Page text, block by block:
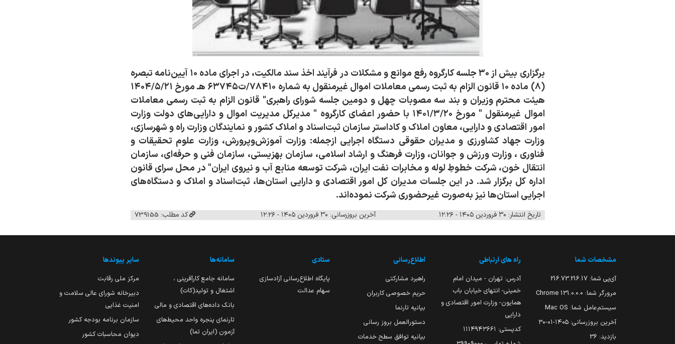
برگزاری بیش از ۳۰ جلسه کارگروه رفع موانع و مشکلات در فرآیند اخذ سند مالکیت، در اجرای ماده ۱۰ آیین‌نامه تبصره
(۸) ماده ۱۰ قانون الزام به ثبت رسمی معاملات اموال غیرمنقول به شماره ۷۸۴۱۰/ت۶۳۷۴۵ هـ مورخ ۱۴۰۴/۵/۲۱
هیئت محترم وزیران و بند سه مصوبات چهل و دومین جلسه شورای راهبری" قانون الزام به ثبت رسمی معاملات
اموال غیرمنقول " مورخ ۱۴۰۱/۳/۲۰ با حضور اعضای کارگروه " مدیرکل مدیریت اموال و دارایی‌های دولت وزارت
امور اقتصادی و دارایی، معاون املاک و کاداستر سازمان ثبت‌اسناد و املاک کشور و نمایندگان وزارت راه و شهرسازی،
وزارت جهاد کشاورزی و مدیران حقوقی دستگاه اجرایی ازجمله: وزارت آموزش‌وپرورش، وزارت علوم تحقیقات و
فناوری ، وزارت ورزش و جوانان، وزارت فرهنگ و ارشاد اسلامی، سازمان بهزیستی، سازمان فنی و حرفه‌ای، سازمان
انتقال خون، شرکت خطوطِ لوله و مخابرات نفت ایران، شرکت توسعه منابع آب و نیروی ایران" در محل سرای قانون
اداره کل برگزار شد. در این جلسات مدیران کل امور اقتصادی و دارایی استان‌ها، ثبت‌اسناد و املاک و دستگاه‌های
اجرایی استان‌ها نیز به‌صورت غیرحضوری شرکت نموده‌اند.
تاریخ انتشار: ۳۰ فروردین ۱۴۰۵ - ۱۲:۲۶ آخرین بروزرسانی: ۳۰ فروردین ۱۴۰۵ - ۱۲:۲۶ کد مطلب: 739155
مشخصات شما
آی‌پی شما: 216.73.216.17
مرورگر شما: 131.0.0.0 Chrome
سیستم‌عامل شما: Mac OS
آخرین بروزرسانی: ۱۴۰۵-۰۱-۳۰
بازدید: 36
راه های ارتباطی
آدرس: تهران - میدان امام
خمینی- انتهای خیابان باب
همایون- وزارت امور اقتصادی و
دارایی
کدپستی: ۱۱۱۴۹۴۳۶۶۱
اطلاع‌رسانی
راهبرد مشارکتی
حریم خصوصی کاربران
بیانیه تارنما
دستورالعمل بروز رسانی
بیانیه توافق سطح خدمات
ستادی
پایگاه اطلاع‌رسانی آزادسازی
سهام عدالت
سامانه‌ها
سامانه جامع کارآفرینی ،
اشتغال و تولید(کات)
بانک داده‌های اقتصادی و مالی
تارنمای پنجره واحد محیط‌های
آزمون (ایران تما)
سایر پیوندها
مرکز ملی رقابت
دبیرخانه شورای عالی سلامت و
امنیت غذایی
سازمان برنامه بودجه کشور
دیوان محاسبات کشور